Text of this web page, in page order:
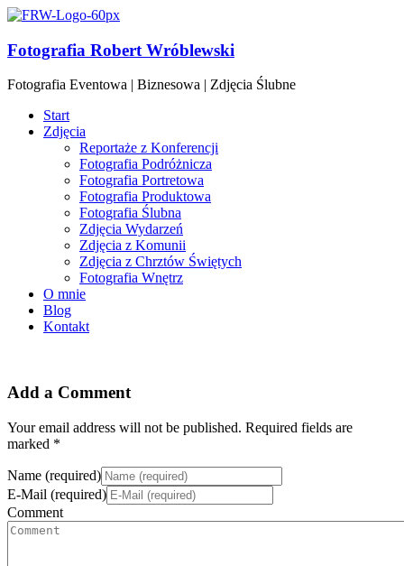
Fotografia Robert Wróblewski
Fotografia Eventowa | Biznesowa | Zdjęcia Ślubne
Start
Zdjęcia
Reportaże z Konferencji
Fotografia Podróżnicza
Fotografia Portretowa
Fotografia Produktowa
Fotografia Ślubna
Zdjęcia Wydarzeń
Zdjęcia z Komunii
Zdjęcia z Chrztów Świętych
Fotografia Wnętrz
O mnie
Blog
Kontakt
Add a Comment
Your email address will not be published. Required fields are
marked *
Name (required)
E-Mail (required)
Comment